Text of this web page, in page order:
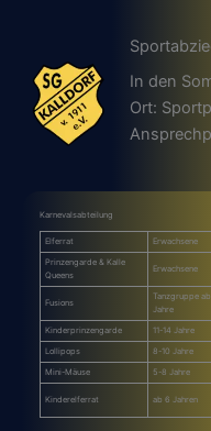
In den
Ort:
Karnevalsabteilung
Elferrat Erwachsene
Prinzengarde & Kalle
Queens
Erwachsene
Fusions
Tanzgruppe ab
Jahre
Kinderprinzengarde 11-14 Jahre
Lollipops 8-10 Jahre
Mini-Mäuse 5-8 Jahre
Kinderelferrat ab 6 Jahren